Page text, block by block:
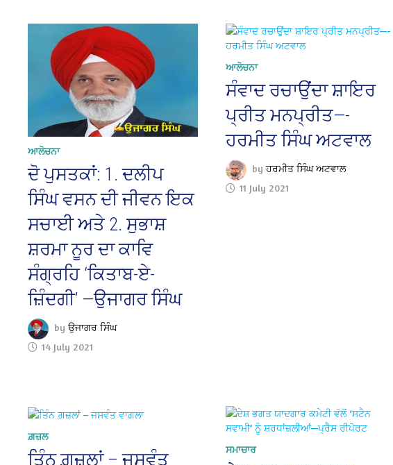
ਆਲੋਚਨਾ
ਦੋ ਪੁਸਤਕਾਂ: 1. ਦਲੀਪ
ਸਿੰਘ ਵਸਨ ਦੀ ਜੀਵਨ ਇਕ
ਸਚਾਈ ਅਤੇ 2. ਸੁਭਾਸ਼
ਸ਼ਰਮਾ ਨੂਰ ਦਾ ਕਾਵਿ
ਸੰਗ੍ਰਹਿ ‘ਕਿਤਾਬ-ਏ-
ਜ਼ਿੰਦਗੀ’ —ਉਜਾਗਰ ਸਿੰਘ
byਉਜਾਗਰ ਸਿੰਘ
14 July 2021
ਆਲੋਚਨਾ
ਸੰਵਾਦ ਰਚਾਉਂਦਾ ਸ਼ਾਇਰ
ਪ੍ਰੀਤ ਮਨਪ੍ਰੀਤ—-
ਹਰਮੀਤ ਸਿੰਘ ਅਟਵਾਲ
byਹਰਮੀਤ ਸਿੰਘ ਅਟਵਾਲ
11 July 2021
ਗ਼ਜ਼ਲ
ਤਿੰਨ ਗ਼ਜ਼ਲਾਂ – ਜਸਵੰਤ
ਸਮਾਚਾਰ